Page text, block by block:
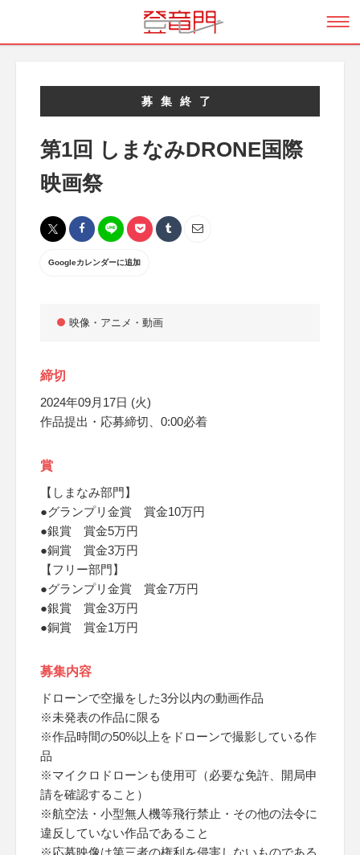
募集終了
第1回 しまなみDRONE国際
映画祭
Googleカレンダーに追加
映像・アニメ・動画
締切
2024年09月17日 (火)
作品提出・応募締切、0:00必着
賞
【しまなみ部門】
●グランプリ金賞 賞金10万円
●銀賞 賞金5万円
●銅賞 賞金3万円
【フリー部門】
●グランプリ金賞 賞金7万円
●銀賞 賞金3万円
●銅賞 賞金1万円
募集内容
ドローンで空撮をした3分以内の動画作品
※未発表の作品に限る
※作品時間の50%以上をドローンで撮影している作
品
※マイクロドローンも使用可（必要な免許、開局申
請を確認すること）
※航空法・小型無人機等飛行禁止・その他の法令に
違反していない作品であること
※応募映像は第三者の権利を侵害しないものである